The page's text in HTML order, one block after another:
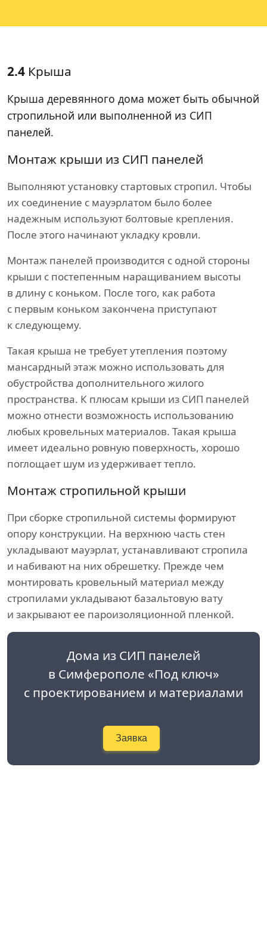
2.4 Крыша
Крыша деревянного дома может быть обычной
стропильной или выполненной из СИП
панелей.
Монтаж крыши из СИП панелей
Выполняют установку стартовых стропил. Чтобы
их соединение с мауэрлатом было более
надежным используют болтовые крепления.
После этого начинают укладку кровли.
Монтаж панелей производится с одной стороны
крыши с постепенным наращиванием высоты
в длину с коньком. После того, как работа
с первым коньком закончена приступают
к следующему.
Такая крыша не требует утепления поэтому
мансардный этаж можно использовать для
обустройства дополнительного жилого
пространства. К плюсам крыши из СИП панелей
можно отнести возможность использованию
любых кровельных материалов. Такая крыша
имеет идеально ровную поверхность, хорошо
поглощает шум из удерживает тепло.
Монтаж стропильной крыши
При сборке стропильной системы формируют
опору конструкции. На верхнюю часть стен
укладывают мауэрлат, устанавливают стропила
и набивают на них обрешетку. Прежде чем
монтировать кровельный материал между
стропилами укладывают базальтовую вату
и закрывают ее пароизоляционной пленкой.
Дома из СИП панелей
в Симферополе «Под ключ»
с проектированием и материалами
Заявка